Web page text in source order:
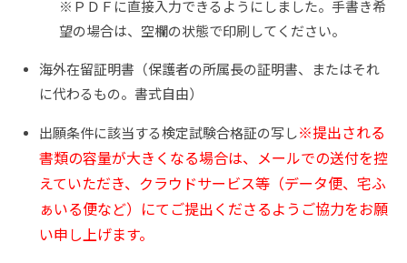
※ＰＤＦに直接入力できるようにしました。手書き希
望の場合は、空欄の状態で印刷してください。
海外在留証明書（保護者の所属長の証明書、またはそれ
に代わるもの。書式自由）
出願条件に該当する検定試験合格証の写し※提出される
書類の容量が大きくなる場合は、メールでの送付を控
えていただき、クラウドサービス等（データ便、宅ふ
ぁいる便など）にてご提出くださるようご協力をお願
い申し上げます。